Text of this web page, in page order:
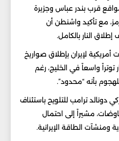
قرب بندر عباس وجزيرة
مع تأكيد واشنطن أن
إطلاق النار بالكامل.
أمريكية لإيران بإطلاق صواريخ
توتراً واسعاً في الخليج، رغم
بأنه “محدود”.
دونالد ترامب للتلويح باستئناف
مشيراً إلى احتمال
ومنشآت الطاقة الإيرانية.